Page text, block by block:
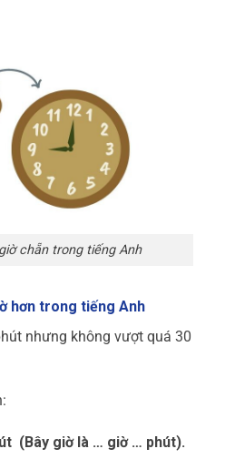
chẵn trong tiếng Anh
hơn trong tiếng Anh
nhưng không vượt quá 30
(Bây giờ là … giờ … phút).